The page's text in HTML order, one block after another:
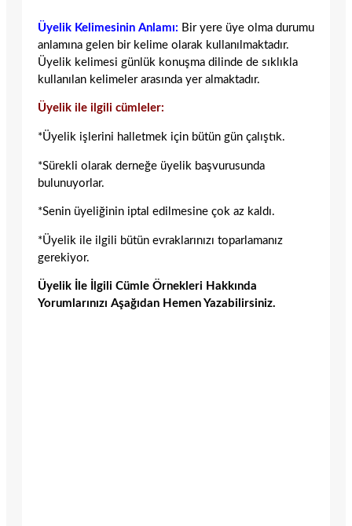
Üyelik Kelimesinin Anlamı: Bir yere üye olma durumu
anlamına gelen bir kelime olarak kullanılmaktadır.
Üyelik kelimesi günlük konuşma dilinde de sıklıkla
kullanılan kelimeler arasında yer almaktadır.
Üyelik ile ilgili cümleler:
*Üyelik işlerini halletmek için bütün gün çalıştık.
*Sürekli olarak derneğe üyelik başvurusunda
bulunuyorlar.
*Senin üyeliğinin iptal edilmesine çok az kaldı.
*Üyelik ile ilgili bütün evraklarınızı toparlamanız
gerekiyor.
Üyelik İle İlgili Cümle Örnekleri Hakkında
Yorumlarınızı Aşağıdan Hemen Yazabilirsiniz.